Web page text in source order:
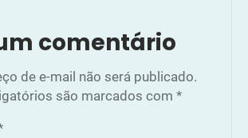
comentário
de e-mail não será publicado.
são marcados com *